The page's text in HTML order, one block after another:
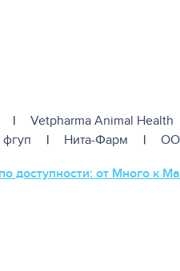
| Vetpharma Animal Health
| Нита-Фарм |
доступности: от Много к